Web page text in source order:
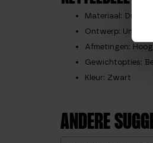
Materiaal:
Ontwerp:
Afmetingen:
Gewichtopties:
Kleur: Zwart
ANDERE